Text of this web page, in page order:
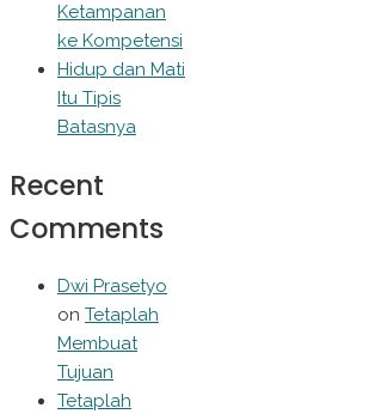
Ketampanan
ke Kompetensi
Hidup dan Mati
Itu Tipis
Batasnya
Recent
Comments
Dwi Prasetyo
on Tetaplah
Membuat
Tujuan
Tetaplah